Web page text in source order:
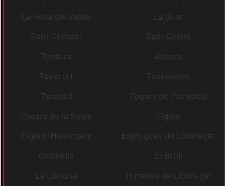
La Roca del Vallès
La Quar
Sant Climent
Sant Celoni
Tordera
Abrera
Tavertet
Tavèrnoles
Taradell
Fogars de Montclús
Fogars de la Selva
Fígols
Figaró-Montmany
Esplugues de Llobregat
Gironella
El Brull
La Llacuna
Torrelles de Llobregat